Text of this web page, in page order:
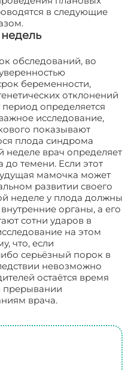
в следующие
обследований, во
беременности,
отклонений
определяется
исследование,
показывают
плода синдрома
неделе врач определяет
до темени. Если этот
мамочка может
развитии своего
неделе у плода должны
органы, а его
сотни ударов в
на этом
что, если
серьёзный порок в
невозможно
остаётся время
прерывании
врача.